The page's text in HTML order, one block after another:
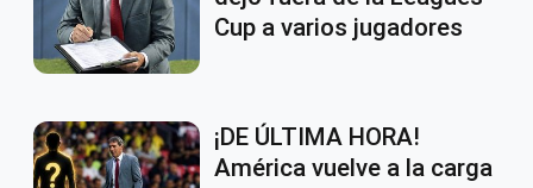
Cup a varios jugadores
¡DE ÚLTIMA HORA!
América vuelve a la carga